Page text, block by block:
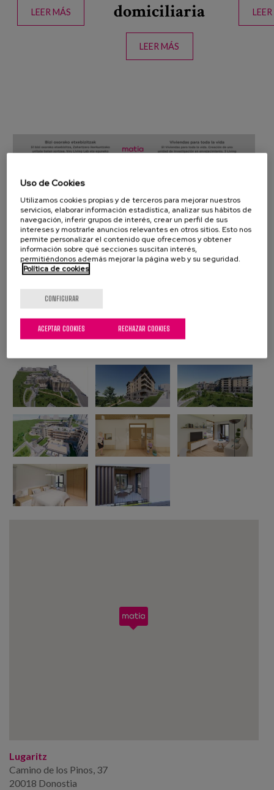
LEER MÁS domiciliaria
LEER MÁS
Galería de fotos:
Lugaritz
Camino de los Pinos, 37
20018 Donostia
Uso de Cookies
Utilizamos cookies propias y de terceros para mejorar nuestros
servicios, elaborar información estadística, analizar sus hábitos de
navegación, inferir grupos de interés, crear un perfil de sus
intereses y mostrarle anuncios relevantes en otros sitios. Esto nos
permite personalizar el contenido que ofrecemos y obtener
información sobre qué secciones suscitan interés,
permitiéndonos además mejorar la página web y su seguridad.
Política de cookies
CONFIGURAR
RECHAZAR COOKIES
ACEPTAR COOKIES